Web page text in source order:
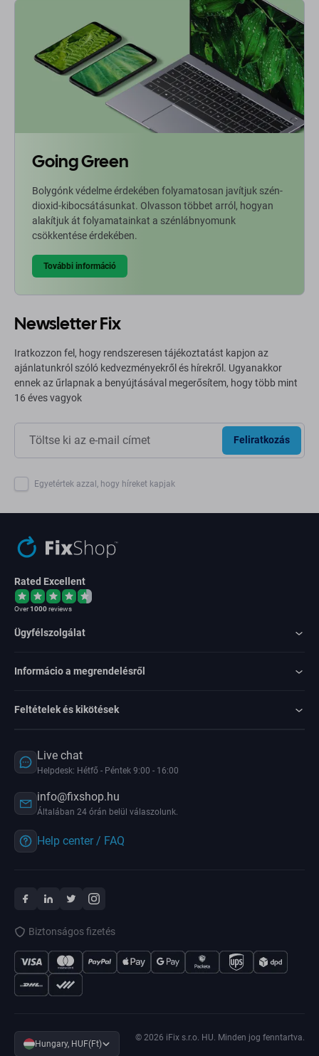
Going Green
Bolygónk védelme érdekében folyamatosan javítjuk szén-
dioxid-kibocsátásunkat. Olvasson többet arról, hogyan
alakítjuk át folyamatainkat a szénlábnyomunk
csökkentése érdekében.
További információ
Newsletter Fix
Iratkozzon fel, hogy rendszeresen tájékoztatást kapjon az
ajánlatunkról szóló kedvezményekről és hírekről. Ugyanakkor
ennek az űrlapnak a benyújtásával megerősítem, hogy több mint
16 éves vagyok
Feliratkozás
Egyetértek azzal, hogy híreket kapjak
Rated Excellent
Over1000reviews
Ügyfélszolgálat
Informácio a megrendelésről
Feltételek és kikötések
Live chat
Helpdesk: Hétfő - Péntek 9:00 - 16:00
info@fixshop.hu
Általában 24 órán belül válaszolunk.
Help center / FAQ
Biztonságos fizetés
Hungary, HUF(Ft)
© 2026 iFix s.r.o. HU. Minden jog fenntartva.